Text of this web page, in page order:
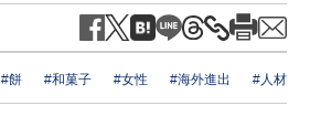
#餅 #和菓子 #女性 #海外進出 #人材